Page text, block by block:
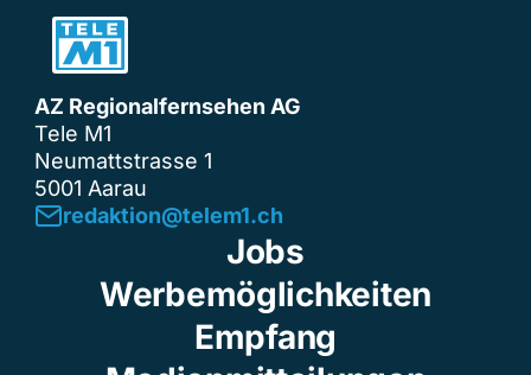
AZ Regionalfernsehen AG
Tele M1
Neumattstrasse 1
5001 Aarau
redaktion@telem1.ch
Jobs
Werbemöglichkeiten
Empfang